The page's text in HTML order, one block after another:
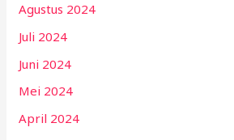
Agustus 2024
Juli 2024
Juni 2024
Mei 2024
April 2024